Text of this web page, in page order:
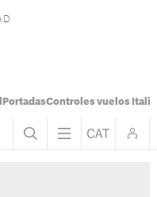
PortadasControles vuelos Italia